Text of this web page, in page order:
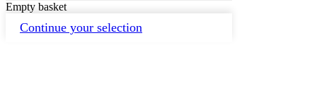
Empty basket
Continue your selection